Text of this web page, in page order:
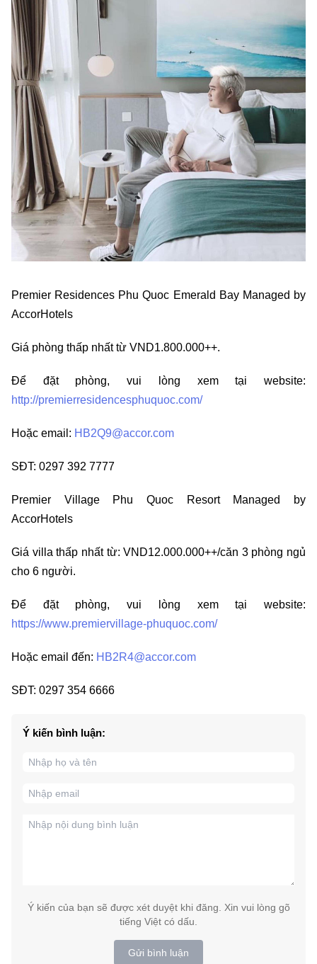
Premier Residences Phu Quoc Emerald Bay Managed by
AccorHotels
Giá phòng thấp nhất từ VND1.800.000++.
Để đặt phòng, vui lòng xem tại website:
http://premierresidencesphuquoc.com/
Hoặc email: HB2Q9@accor.com
SĐT: 0297 392 7777
Premier Village Phu Quoc Resort Managed by
AccorHotels
Giá villa thấp nhất từ: VND12.000.000++/căn 3 phòng ngủ
cho 6 người.
Để đặt phòng, vui lòng xem tại website:
https://www.premiervillage-phuquoc.com/
Hoặc email đến: HB2R4@accor.com
SĐT: 0297 354 6666
Ý kiến bình luận:
Ý kiến của bạn sẽ được xét duyệt khi đăng. Xin vui lòng gõ
tiếng Việt có dấu.
Gửi bình luận